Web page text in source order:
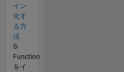
イン
化す
る方
法
S-
Function
をイ